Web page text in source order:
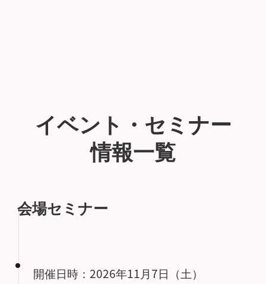
イベント・セミナー
情報一覧
会場セミナー
開催日時：2026年11月7日（土）